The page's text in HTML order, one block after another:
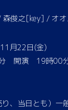
俊之[key] / オ
月22日(金)
開演 19時00
り、当日とも